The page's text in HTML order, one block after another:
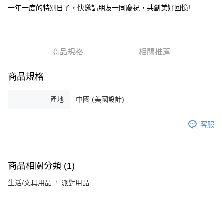
AFTEE先享後付是「在收到商品之後才付款」的支付方式。 讓您購物簡單
３．安心：先確認商品／服務後，再付款。
１．於結帳方式選擇「AFTEE先享後付」後，將跳轉至「AFTEE先享後付」
結帳頁面，進行簡訊認證並確認金額後，即可完成結帳。
３．收到繳費通知簡訊後14天內，點擊此簡訊中的連結，可透過四大超商／
購買商品的店家。未經商家同意取消之訂單仍視為有效，需透過AFTEE先享
客戶支援中心」https://netprotections.freshdesk.com/support/home
【注意事項】
ATM付款
7-11取貨付款
每筆NT$80，滿NT$666(含以上)免運費
一年一度的特別日子，快邀請朋友一同慶祝，共創美好回憶!
商品規格 相關推薦
商品規格
產地 中國 (美國設計)
客服
商品相關分類 (1)
生活/文具用品 派對用品